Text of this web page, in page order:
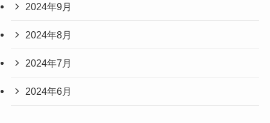
2024年9月
2024年8月
2024年7月
2024年6月